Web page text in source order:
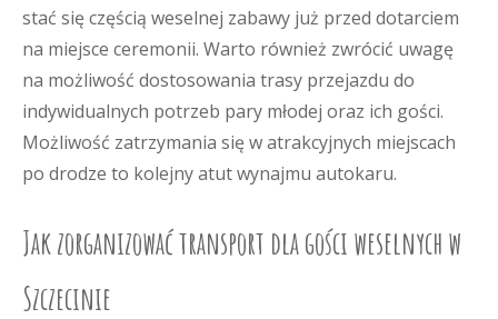
stać się częścią weselnej zabawy już przed dotarciem
na miejsce ceremonii. Warto również zwrócić uwagę
na możliwość dostosowania trasy przejazdu do
indywidualnych potrzeb pary młodej oraz ich gości.
Możliwość zatrzymania się w atrakcyjnych miejscach
po drodze to kolejny atut wynajmu autokaru.
Jak zorganizować transport dla gości weselnych w
Szczecinie